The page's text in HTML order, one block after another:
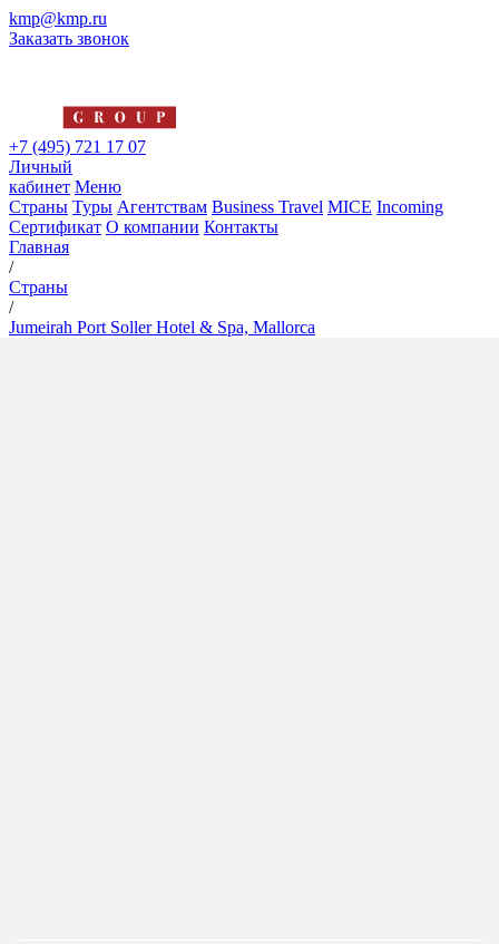
kmp@kmp.ru
Заказать звонок
+7 (495) 721 17 07
Личный
кабинет Меню
Страны Туры Агентствам Business Travel MICE Incoming
Сертификат О компании Контакты
Главная
/
Страны
/
Jumeirah Port Soller Hotel & Spa, Mallorca